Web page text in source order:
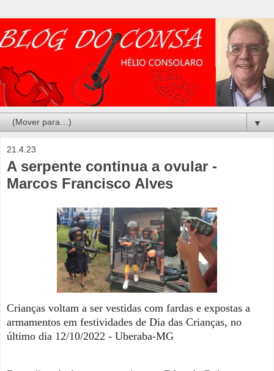
▼
21.4.23
A serpente continua a ovular -
Marcos Francisco Alves
Crianças voltam a ser vestidas com fardas e expostas a
armamentos em festividades de Dia das Crianças, no
último dia 12/10/2022 - Uberaba-MG